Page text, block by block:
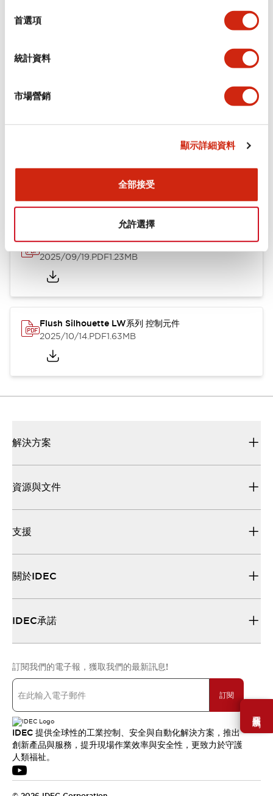
首選項
統計資料
市場營銷
顯示詳細資料
全部接受
允許選擇
需要幫助嗎？
功能規格
Flush Silhouette LW系列 控制元件 (英文版)
2025/09/19.PDF1.23MB
Flush Silhouette LW系列 控制元件
2025/10/14.PDF1.63MB
解決方案
資源與文件
支援
關於IDEC
IDEC承諾
訂閱我們的電子報，獲取我們的最新訊息!
訂閱
IDEC 提供全球性的工業控制、安全與自動化解決方案，推出
創新產品與服務，提升現場作業效率與安全性，更致力於守護
人類福祉。